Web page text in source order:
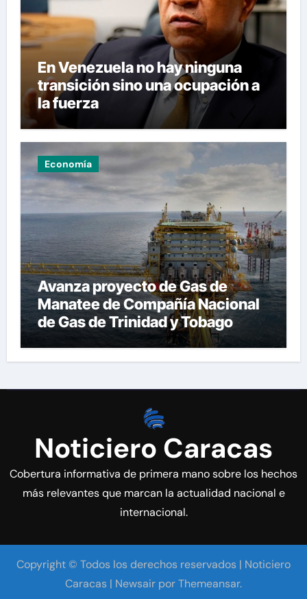
En Venezuela no hay ninguna
transición sino una ocupación a
la fuerza
Economía
Avanza proyecto de Gas de
Manatee de Compañía Nacional
de Gas de Trinidad y Tobago
Noticiero Caracas
Cobertura informativa de primera mano sobre los hechos
más relevantes que marcan la actualidad nacional e
internacional.
Copyright © Todos los derechos reservados | Noticiero
Caracas | Newsair porThemeansar.